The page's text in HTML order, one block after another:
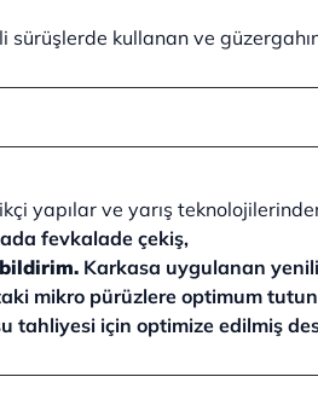
sürüşlerde kullanan ve
yapılar ve yarış
fevkalade çekiş,
Karkasa uygulanan
mikro pürüzlere optimum
tahliyesi için optimize edilmiş